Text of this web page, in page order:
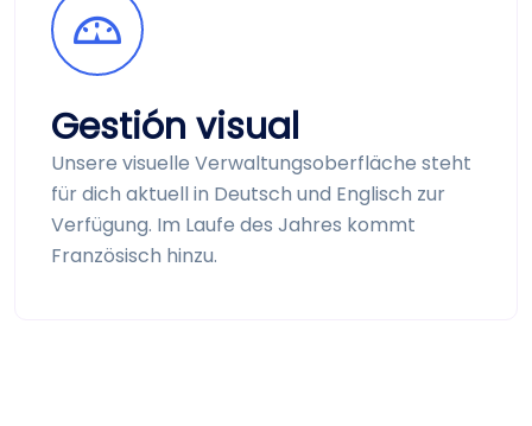
Gestión visual
Unsere visuelle Verwaltungs­oberfläche steht
für dich aktuell in Deutsch und Englisch zur
Verfügung. Im Laufe des Jahres kommt
Französisch hinzu.